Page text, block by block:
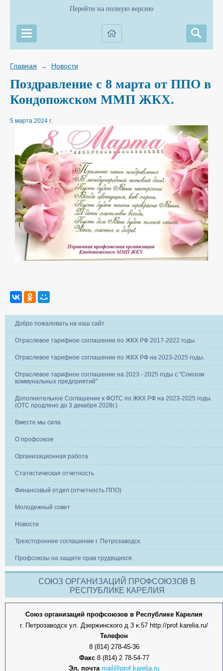
Перейти на полную версию
Главная → Новости
Поздравление с 8 марта от ППО в
Кондопожском ММП ЖКХ.
5 марта 2024 г.
Добро пожаловать на наш сайт
Отраслевое тарифное соглашение по ЖКХ РФ 2017-2022 годы.
Отраслевое тарифное соглашение по ЖКХ РФ на 2023-2025 годы.
Отраслевое тарифное соглашение на 2023 - 2025 годы с "Союзом
коммунальных предприятий"
Дополнительное Соглашение к ФОТС по ЖКХ РФ на 2023-2025 годы.
(ОТС продлено до 3 декабря 2028г.)
Вместе мы сила
О профсоюзе
Организационная работа
Статистическая отчетность
Финансовый отдел (отчетность ППО)
Молодежный совет
Новости
Трехстороннее соглашение г. Петрозаводск.
Профсоюзы на защите прав трудящихся.
СОЮЗ ОРГАНИЗАЦИЙ ПРОФСОЮЗОВ В
РЕСПУБЛИКЕ КАРЕЛИЯ
Союз организаций профсоюзов в Республике Карелия
г. Петрозаводск ул. Дзержинского д.3 к.57 http://prof.karelia.ru/
Телефон
8 (814) 278-45-36
Факс8 (814) 2 78-54-77
Эл. почта mail@prof.karelia.ru